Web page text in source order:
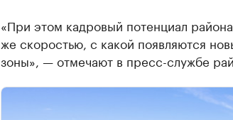
«При этом кадровый потенциал
же скоростью, с какой появляются
зоны», — отмечают в пресс-службе